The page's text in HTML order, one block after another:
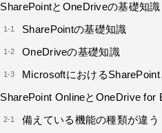
SharePointとOneDriveの基礎知識
SharePointの基礎知識
OneDriveの基礎知識
Microsoftにおける
SharePoint OnlineとOneDrive for
備えている機能の種類が違う